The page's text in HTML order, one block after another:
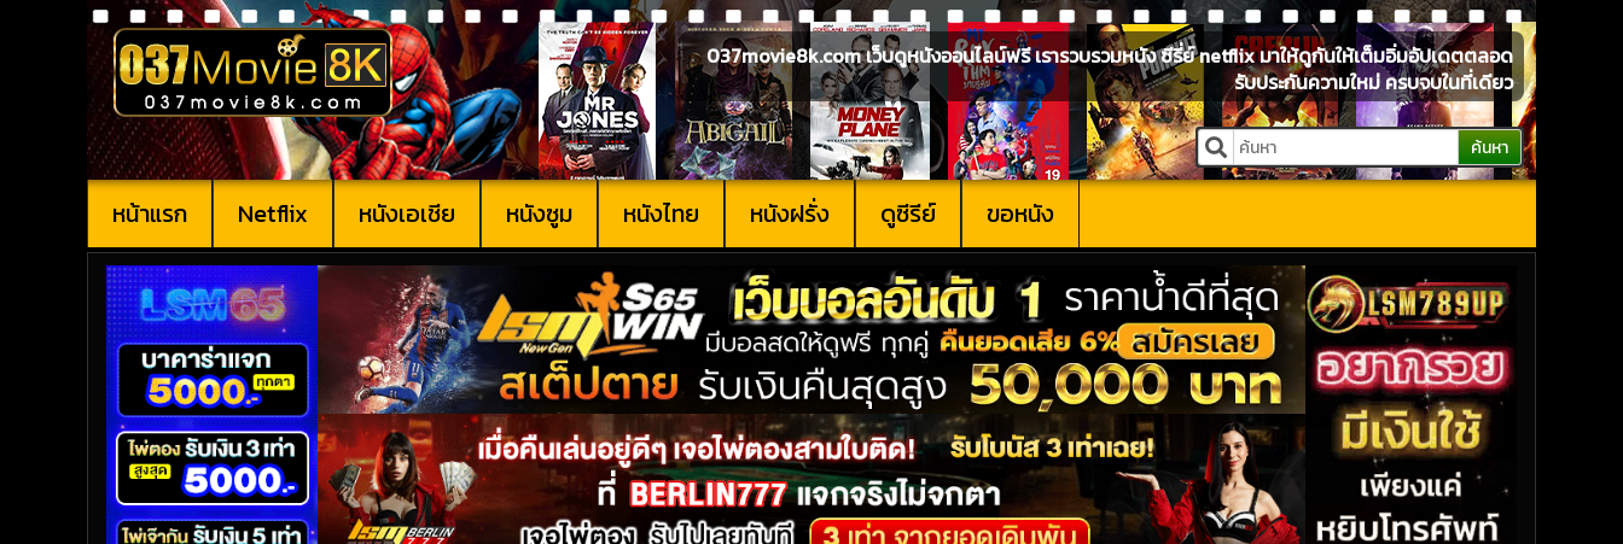
037movie8k.com เว็บดูหนังออนไลน์ฟรี เรารวบรวมหนัง ซีรี่ย์ netflix มาให้ดูกันให้เต็มอิ่มอัปเดตตลอด
รับประกันความใหม่ ครบจบในที่เดียว
ค้นหา
หน้าแรก Netflix หนังเอเชีย หนังซูม หนังไทย หนังฝรั่ง ดูซีรีย์ ขอหนัง